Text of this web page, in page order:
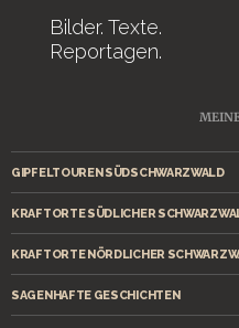
Bilder. Texte.
Reportagen.
GIPFELTOUREN SÜDSCHWARZWALD
KRAFTORTE SÜDLICHER
KRAFTORTE NÖRDLICHER
SAGENHAFTE GESCHICHTEN